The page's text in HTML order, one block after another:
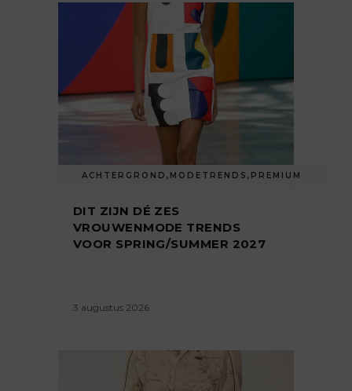
ACHTERGROND , MODETRENDS , PREMIUM
DIT ZIJN DÉ ZES
VROUWENMODE TRENDS
VOOR SPRING/SUMMER 2027
3 augustus 2026